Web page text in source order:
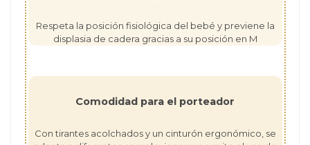
Respeta la posición fisiológica del bebé y previene la
displasia de cadera gracias a su posición en M
Comodidad para el porteador
Con tirantes acolchados y un cinturón ergonómico, se